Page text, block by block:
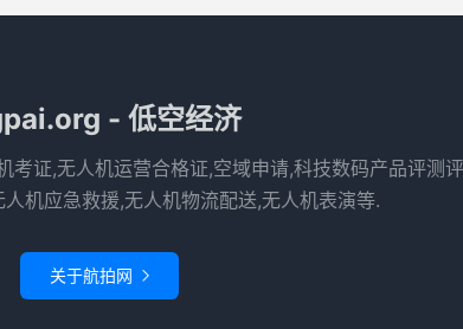
- 低空经济
证,无人机运营合格证,空域申请,科技数码产品评测
机应急救援,无人机物流配送,无人机表演等.
关于航拍网 